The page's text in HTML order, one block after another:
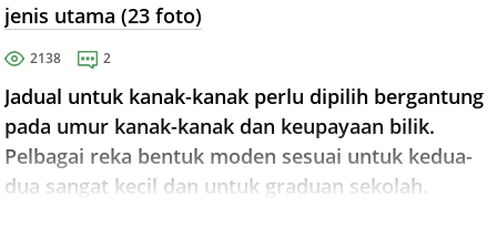
jenis utama (23 foto)
2138 2
Jadual untuk kanak-kanak perlu dipilih bergantung
pada umur kanak-kanak dan keupayaan bilik.
Pelbagai reka bentuk moden sesuai untuk kedua-
dua sangat kecil dan untuk graduan sekolah.